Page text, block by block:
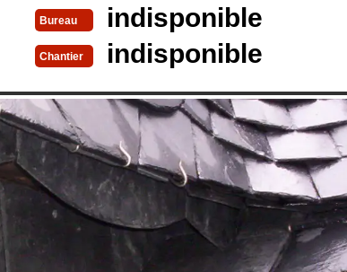
Bureau indisponible
Chantier indisponible